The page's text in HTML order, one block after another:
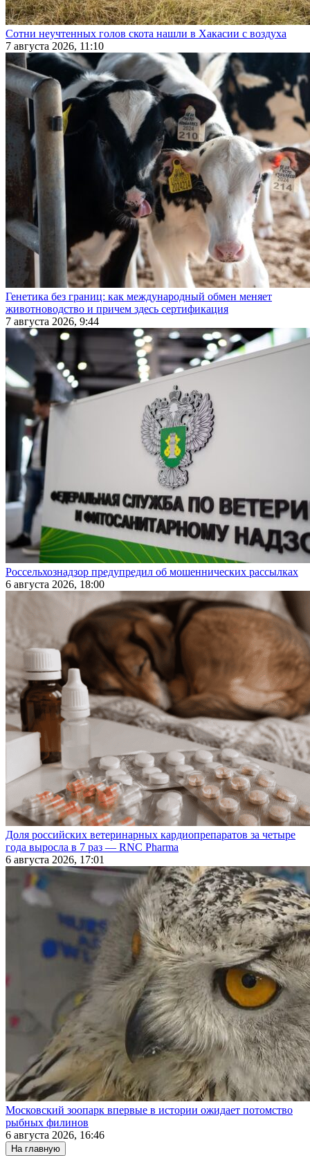
Сотни неучтенных голов скота нашли в Хакасии с воздуха
7 августа 2026, 11:10
Генетика без границ: как международный обмен меняет
животноводство и причем здесь сертификация
7 августа 2026, 9:44
Россельхознадзор предупредил об мошеннических рассылках
6 августа 2026, 18:00
Доля российских ветеринарных кардиопрепаратов за четыре
года выросла в 7 раз — RNC Pharma
6 августа 2026, 17:01
Московский зоопарк впервые в истории ожидает потомство
рыбных филинов
6 августа 2026, 16:46
На главную